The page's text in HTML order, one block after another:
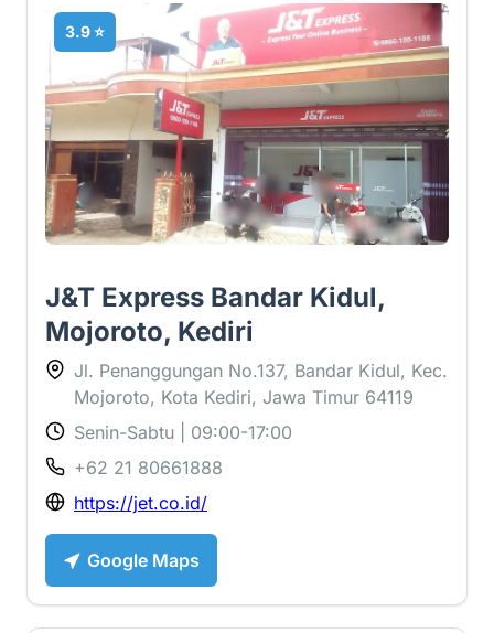
3.9 ⭐
J&T Express Bandar Kidul,
Mojoroto, Kediri
Jl. Penanggungan No.137, Bandar Kidul, Kec.
Mojoroto, Kota Kediri, Jawa Timur 64119
Senin-Sabtu | 09:00-17:00
+62 21 80661888
https://jet.co.id/
Google Maps